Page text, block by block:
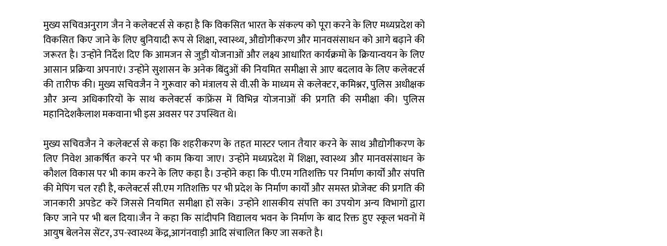
मुख्य सचिवअनुराग जैन ने कलेक्टर्स से कहा है कि विकसित भारत के संकल्प को पूरा करने के लिए मध्यप्रदेश को
विकसित किए जाने के लिए बुनियादी रूप से शिक्षा, स्वास्थ्य, औद्योगीकरण और मानवसंसाधन को आगे बढ़ाने की
जरूरत है। उन्होंने निर्देश दिए कि आमजन से जुड़़ी योजनाओं और लक्ष्य आधारित कार्यक्रमों के क्रियान्वयन के लिए
आसान प्रक्रिया अपनाएं। उन्होंने सुशासन के अनेक बिंदुओं की नियमित समीक्षा से आए बदलाव के लिए कलेक्टर्स
की तारीफ की। मुख्य सचिवजैन ने गुरूवार को मंत्रालय से वी.सी के माध्यम से कलेक्टर, कमिश्नर, पुलिस अधीक्षक
और अन्य अधिकारियों के साथ कलेक्टर्स कांफ्रेंस में विभिन्न योजनाओं की प्रगति की समीक्षा की। पुलिस
महानिदेशकैलाश मकवाना भी इस अवसर पर उपस्थित थे।
मुख्य सचिवजैन ने कलेक्टर्स से कहा कि शहरीकरण के तहत मास्टर प्लान तैयार करने के साथ औद्योगीकरण के
लिए निवेश आकर्षित करने पर भी काम किया जाए। उन्होंने मध्यप्रदेश में शिक्षा, स्वास्थ्य और मानवसंसाधन के
कौशल विकास पर भी काम करने के लिए कहा है। उन्होंने कहा कि पी.एम गतिशक्ति पर निर्माण कार्यों और संपत्ति
की मेपिंग चल रही है, कलेक्टर्स सी.एम गतिशक्ति पर भी प्रदेश के निर्माण कार्यों और समस्त प्रोजेक्ट की प्रगति की
जानकारी अपडेट करें जिससे नियमित समीक्षा हों सके। उन्होंने शासकीय संपत्ति का उपयोग अन्य विभागों द्वारा
किए जाने पर भी बल दिया।जैन ने कहा कि सांदीपनि विद्यालय भवन के निर्माण के बाद रिक्त हुए स्कूल भवनों में
आयुष बेलनेस सेंटर, उप-स्वास्थ्य केंद्र,आगंनवाड़ी आदि संचालित किए जा सकते है।